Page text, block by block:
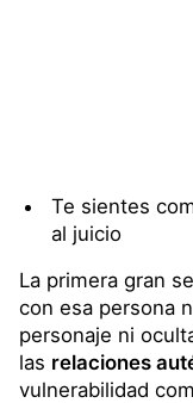
Te sientes
al juicio
La primera gran
con esa persona
personaje ni
las relaciones
vulnerabilidad